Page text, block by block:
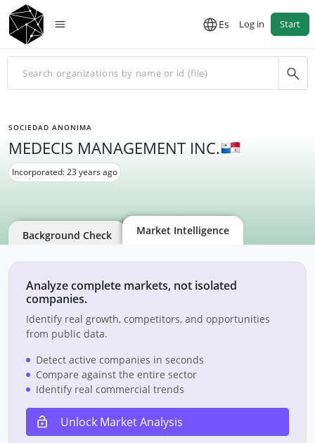
Es Log in Start
SOCIEDAD ANONIMA
MEDECIS MANAGEMENT INC.
Incorporated: 23 years ago
Background Check Market Intelligence
Analyze complete markets, not isolated
companies.
Identify real growth, competitors, and opportunities
from public data.
Detect active companies in seconds
Compare against the entire sector
Identify real commercial trends
Unlock Market Analysis